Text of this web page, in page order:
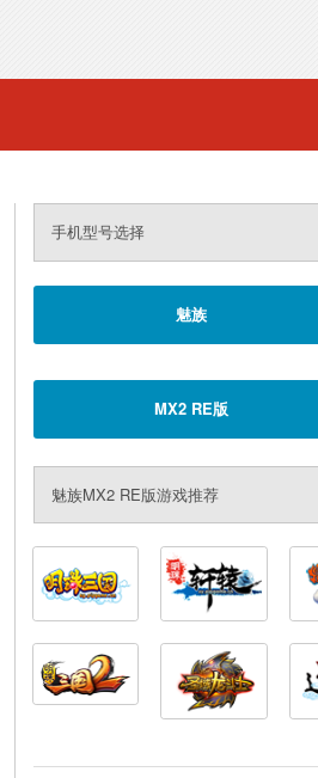
手机型号选择
魅族
MX2 RE版
魅族MX2 RE版游戏推荐